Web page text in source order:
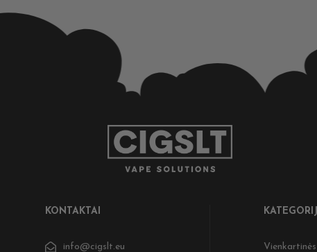
KONTAKTAI
info@cigslt.eu